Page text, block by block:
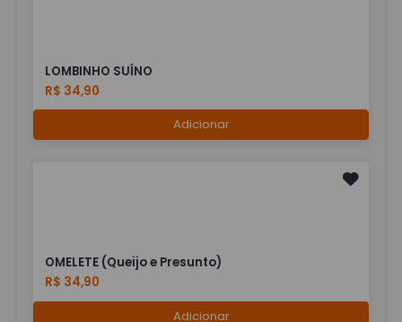
LOMBINHO SUÍNO
R$ 34,90
Adicionar
OMELETE (Queijo e Presunto)
R$ 34,90
Adicionar